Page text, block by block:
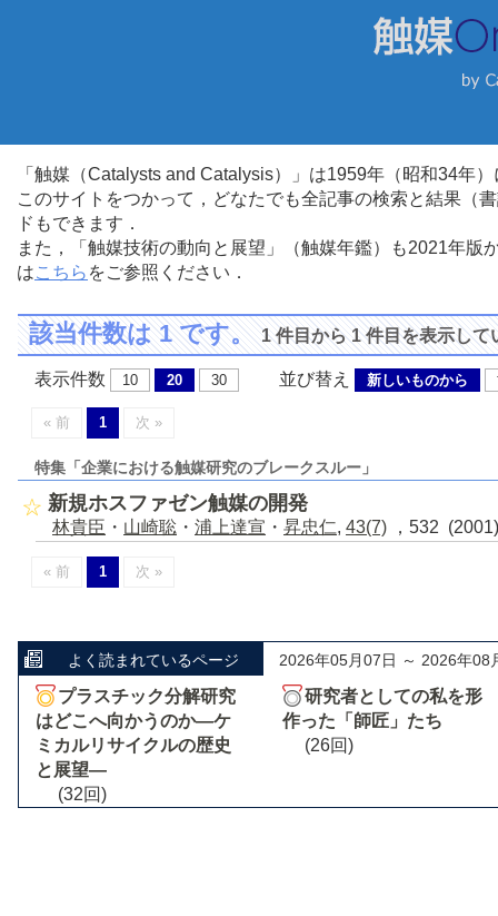
「触媒（Catalysts and Catalysis）」は1959年（昭和34年
このサイトをつかって，どなたでも全記事の検索と結果（
ドもできます．
また，「触媒技術の動向と展望」（触媒年鑑）も2021年
はこちら をご参照ください．
該当件数は 1 です。1 件目から 1 件目を表示して
表示件数 10 20 30 並び替え 新しいものから
« 前 1 次 »
特集「企業における触媒研究のブレークスルー」
新規ホスファゼン触媒の開発
林貴臣 ・ 山崎聡 ・ 浦上達宣 ・ 昇忠仁, 43(7) ，532
« 前 1 次 »
よく読まれているページ 2026年05月07日 ～ 2026年08
プラスチック分解研究
はどこへ向かうのか―ケ
ミカルリサイクルの歴史
と展望―
(32回)
研究者としての私を形
作った「師匠」たち
(26回)